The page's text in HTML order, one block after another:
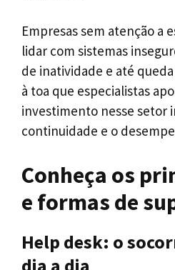
Empresas sem atenção a
lidar com sistemas
de inatividade e até
à toa que especialistas
investimento nesse setor
continuidade e o
Conheça os
e formas de
Help desk: o
dia a dia